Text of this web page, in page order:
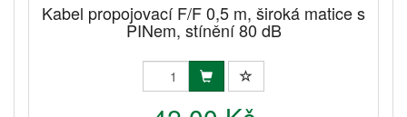
Kabel propojovací F/F 0,5 m, široká matice s
PINem, stínění 80 dB